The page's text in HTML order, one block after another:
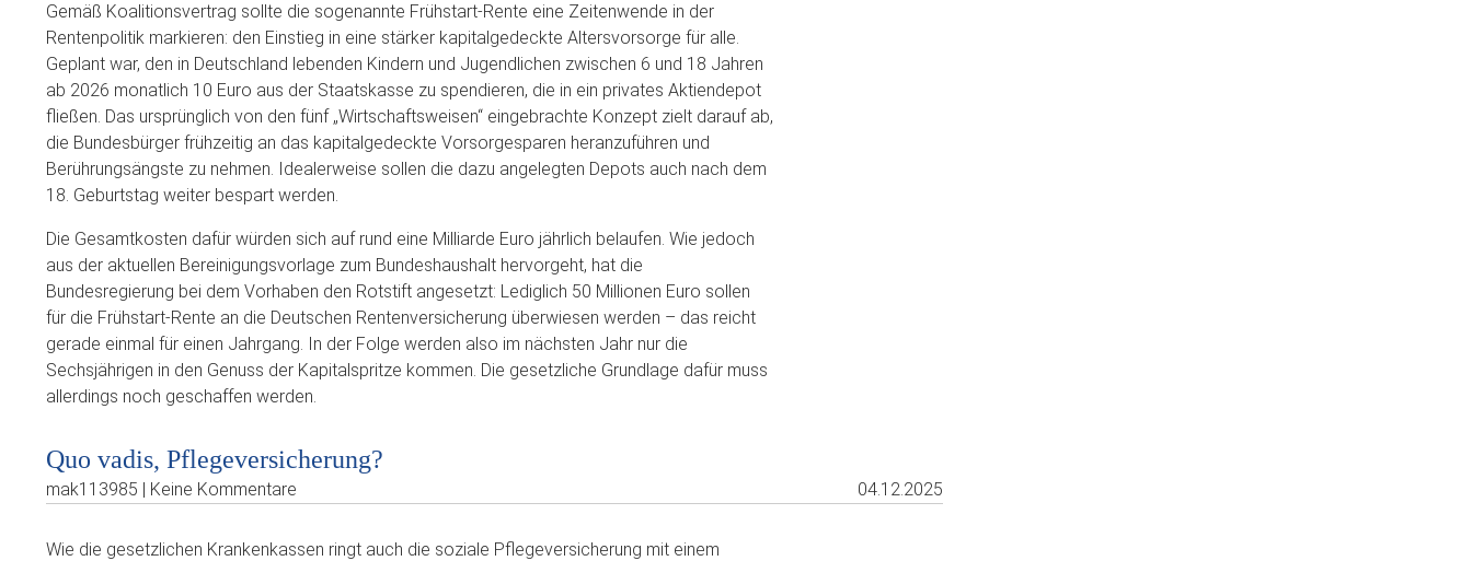
Gemäß Koalitionsvertrag sollte die sogenannte Frühstart-Rente eine Zeitenwende in der
Rentenpolitik markieren: den Einstieg in eine stärker kapitalgedeckte Altersvorsorge für alle.
Geplant war, den in Deutschland lebenden Kindern und Jugendlichen zwischen 6 und 18 Jahren
ab 2026 monatlich 10 Euro aus der Staatskasse zu spendieren, die in ein privates Aktiendepot
fließen. Das ursprünglich von den fünf „Wirtschaftsweisen“ eingebrachte Konzept zielt darauf ab,
die Bundesbürger frühzeitig an das kapitalgedeckte Vorsorgesparen heranzuführen und
Berührungsängste zu nehmen. Idealerweise sollen die dazu angelegten Depots auch nach dem
18. Geburtstag weiter bespart werden.
Die Gesamtkosten dafür würden sich auf rund eine Milliarde Euro jährlich belaufen. Wie jedoch
aus der aktuellen Bereinigungsvorlage zum Bundeshaushalt hervorgeht, hat die
Bundesregierung bei dem Vorhaben den Rotstift angesetzt: Lediglich 50 Millionen Euro sollen
für die Frühstart-Rente an die Deutschen Rentenversicherung überwiesen werden – das reicht
gerade einmal für einen Jahrgang. In der Folge werden also im nächsten Jahr nur die
Sechsjährigen in den Genuss der Kapitalspritze kommen. Die gesetzliche Grundlage dafür muss
allerdings noch geschaffen werden.
Quo vadis, Pflegeversicherung?
mak113985 | Keine Kommentare 04.12.2025
Wie die gesetzlichen Krankenkassen ringt auch die soziale Pflegeversicherung mit einem